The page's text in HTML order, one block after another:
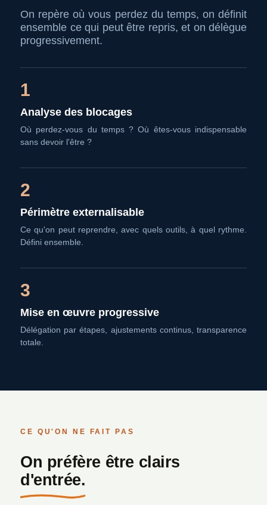
On repère où vous perdez du temps, on définit
ensemble ce qui peut être repris, et on délègue
progressivement.
1
Analyse des blocages
Où perdez-vous du temps ? Où êtes-vous indispensable
sans devoir l'être ?
2
Périmètre externalisable
Ce qu'on peut reprendre, avec quels outils, à quel rythme.
Défini ensemble.
3
Mise en œuvre progressive
Délégation par étapes, ajustements continus, transparence
totale.
CE QU'ON NE FAIT PAS
On préfère être clairs
d'entrée.